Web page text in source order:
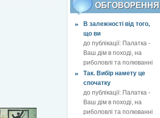
ОБГОВОРЕННЯ
В залежності від того,
що ви
до публікації: Палатка -
Ваш дім в поході, на
риболовлі та полюванні
Так. Вибір намету це
спочатку
до публікації: Палатка -
Ваш дім в поході, на
риболовлі та полюванні